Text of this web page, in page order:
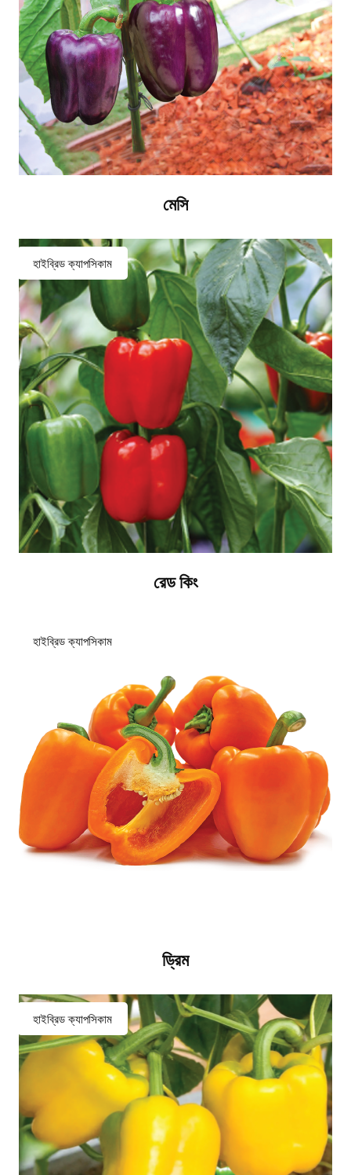
মেসি
হাইব্রিড ক্যাপসিকাম
রেড কিং
হাইব্রিড ক্যাপসিকাম
ড্রিম
হাইব্রিড ক্যাপসিকাম